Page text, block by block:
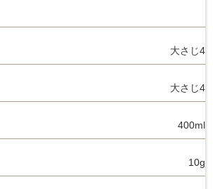
大さじ4
大さじ4
400ml
10g